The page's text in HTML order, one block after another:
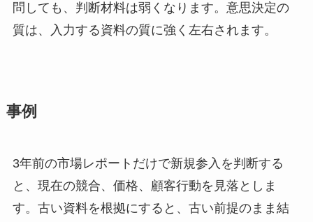
問しても、判断材料は弱くなります。意思決定の
質は、入力する資料の質に強く左右されます。
事例
3年前の市場レポートだけで新規参入を判断する
と、現在の競合、価格、顧客行動を見落としま
す。古い資料を根拠にすると、古い前提のまま結